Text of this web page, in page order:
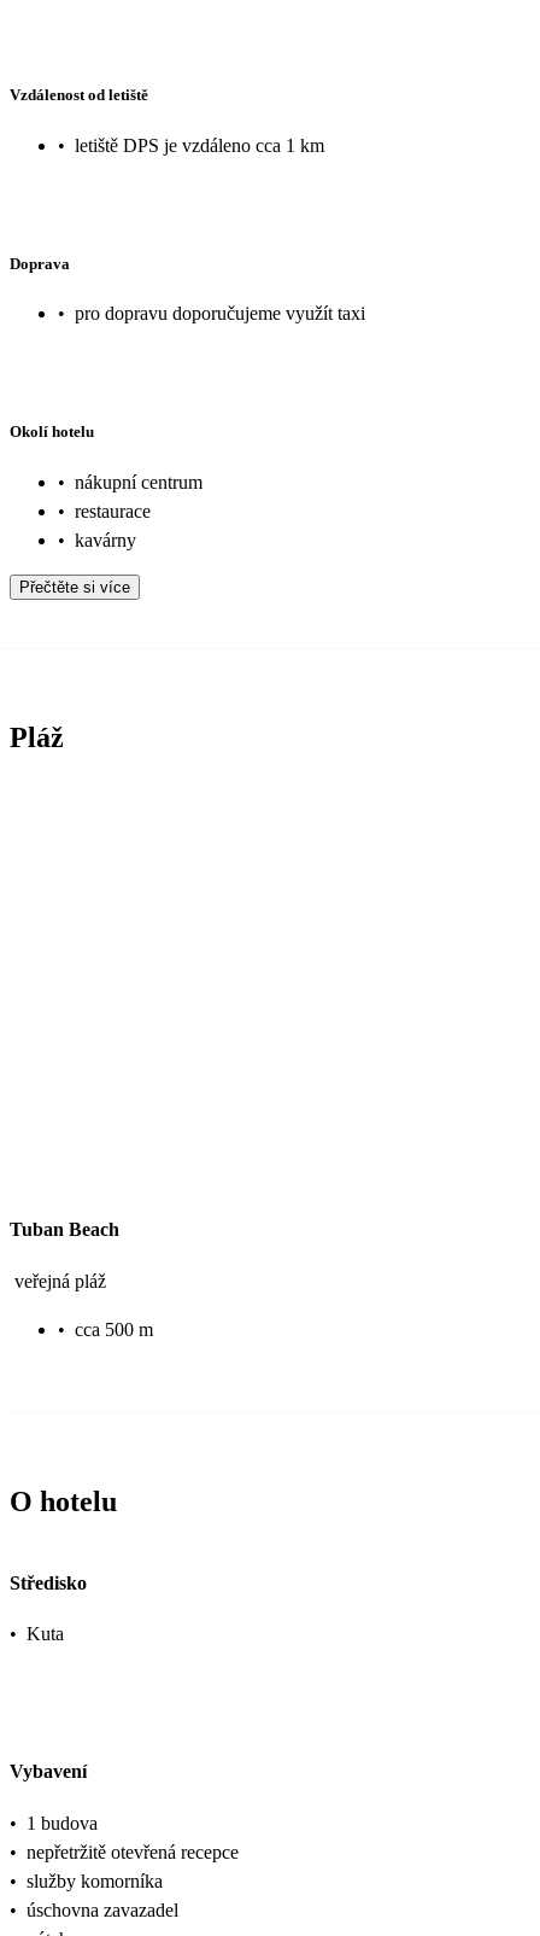
Vzdálenost od letiště
• letiště DPS je vzdáleno cca 1 km
Doprava
• pro dopravu doporučujeme využít taxi
Okolí hotelu
• nákupní centrum
• restaurace
• kavárny
Přečtěte si více
Pláž
Tuban Beach
veřejná pláž
• cca 500 m
O hotelu
Středisko
• Kuta
Vybavení
• 1 budova
• nepřetržitě otevřená recepce
• služby komorníka
• úschovna zavazadel